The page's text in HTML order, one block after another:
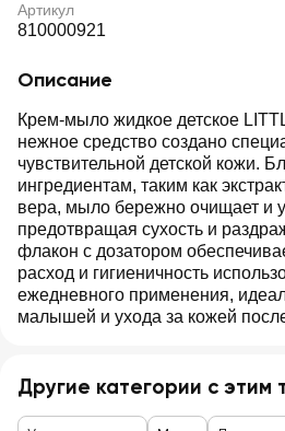
Артикул
810000921
Описание
Крем-мыло жидкое детское
нежное средство создано
чувствительной детской кожи.
ингредиентам, таким как
вера, мыло бережно очищает и
предотвращая сухость и
флакон с дозатором
расход и гигиеничность
ежедневного применения,
малышей и ухода за кожей
Другие категории с этим